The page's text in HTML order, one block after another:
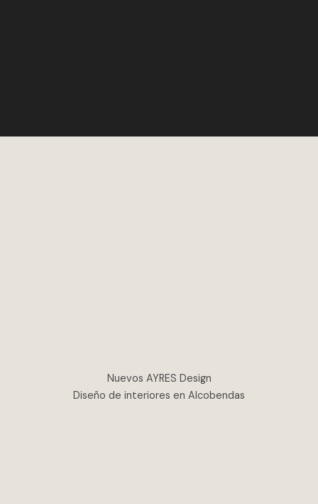
Nuevos AYRES Design
Diseño de interiores en Alcobendas